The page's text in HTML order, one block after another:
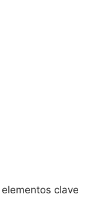
clave